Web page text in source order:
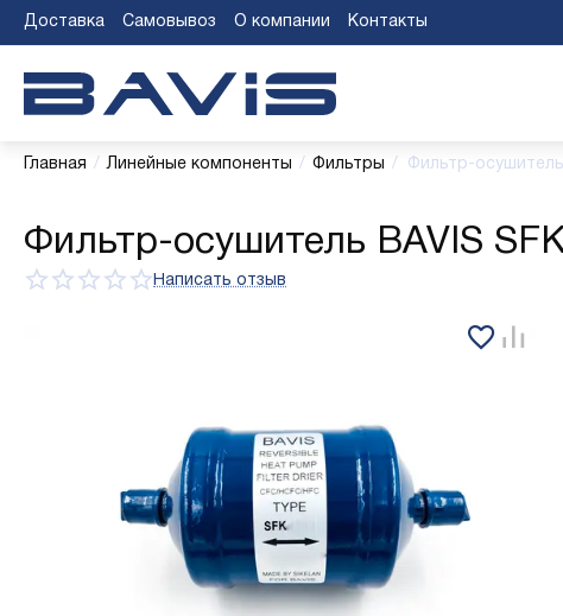
Доставка Самовывоз О компании Контакты
Главная / Линейные компоненты / Фильтры / Фильтр-
Фильтр-осушитель BAVIS
Написать отзыв